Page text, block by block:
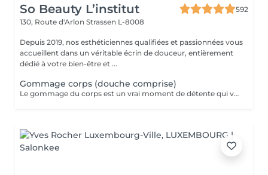
So Beauty L’institut
592
130, Route d'Arlon Strassen L-8008
Depuis 2019, nos esthéticiennes qualifiées et passionnées vous
accueillent dans un véritable écrin de douceur, entièrement
dédié à votre bien-être et ...
Gommage corps (douche comprise)
Le gommage du corps est un vrai moment de détente qui va permettre à la peau de se débarrasser de ses inégalités et de retrouver une peau toute douce. Ce soin est parfait juste avant d'aller au soleil pour permettre à la peau de mieux bronzer.